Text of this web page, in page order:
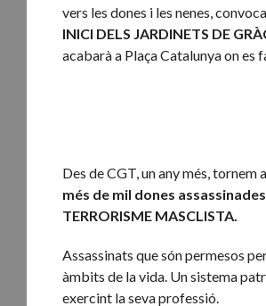
vers les dones i les nenes,
INICI DELS JARDINETS DE
acabarà a Plaça Catalunya on es
Des de CGT, un any més,
més de mil dones
TERRORISME MASCLISTA.
Assassinats que són permesos
àmbits de la vida. Un sistema
exercint la seva professió.